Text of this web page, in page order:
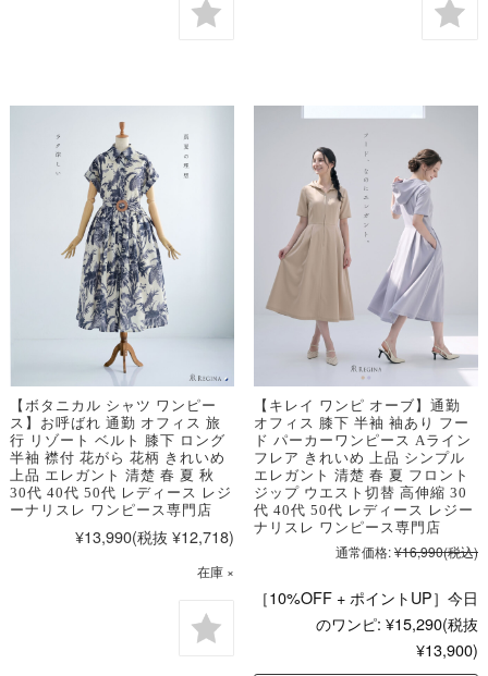
【ボタニカル シャツ ワンピー
ス】お呼ばれ 通勤 オフィス 旅
行 リゾート ベルト 膝下 ロング
半袖 襟付 花がら 花柄 きれいめ
上品 エレガント 清楚 春 夏 秋
30代 40代 50代 レディース レジ
ーナリスレ ワンピース専門店
¥13,990(税抜 ¥12,718)
在庫 ×
【キレイ ワンピ オーブ】通勤
オフィス 膝下 半袖 袖あり フー
ド パーカーワンピース Aライン
フレア きれいめ 上品 シンプル
エレガント 清楚 春 夏 フロント
ジップ ウエスト切替 高伸縮 30
代 40代 50代 レディース レジー
ナリスレ ワンピース専門店
通常価格:¥16,990(税込)
［10%OFF + ポイントUP］今日
のワンピ: ¥15,290(税抜
¥13,900)